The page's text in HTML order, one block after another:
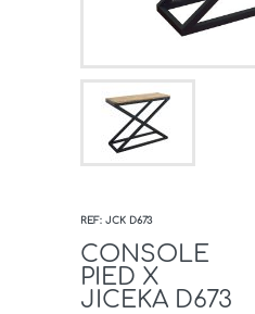
REF: JCK D673
CONSOLE
PIED X
JICEKA D673